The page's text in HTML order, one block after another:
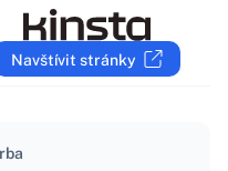
Navštívit stránky